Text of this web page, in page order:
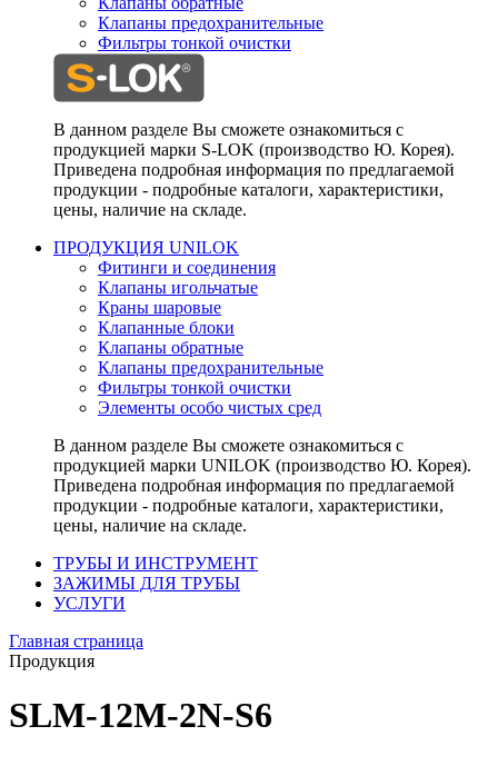
Клапаны предохранительные
Фильтры тонкой очистки
В данном разделе Вы сможете ознакомиться с
продукцией марки S-LOK (производство Ю. Корея).
Приведена подробная информация по предлагаемой
продукции - подробные каталоги, характеристики,
цены, наличие на складе.
ПРОДУКЦИЯ UNILOK
Фитинги и соединения
Клапаны игольчатые
Краны шаровые
Клапанные блоки
Клапаны обратные
Клапаны предохранительные
Фильтры тонкой очистки
Элементы особо чистых сред
В данном разделе Вы сможете ознакомиться с
продукцией марки UNILOK (производство Ю. Корея).
Приведена подробная информация по предлагаемой
продукции - подробные каталоги, характеристики,
цены, наличие на складе.
ТРУБЫ И ИНСТРУМЕНТ
ЗАЖИМЫ ДЛЯ ТРУБЫ
УСЛУГИ
Главная страница
Продукция
SLM-12M-2N-S6